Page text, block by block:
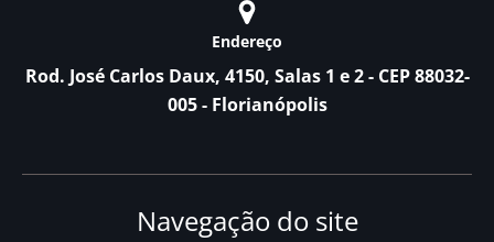
Endereço
Rod. José Carlos Daux, 4150, Salas 1 e 2 - CEP 88032-
005 - Florianópolis
Navegação do site